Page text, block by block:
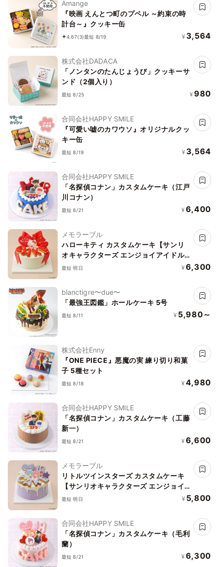
Amange
『映画 えんとつ町のプペル ～約束の時
計台～』クッキー缶
4.67(3)最短 8/19 ¥ 3,564
株式会社DADACA
「ノンタンのたんじょうび」クッキーサ
ンド（2個入り）
最短 8/25 ¥ 980
合同会社HAPPY SMILE
『可愛い嘘のカワウソ』オリジナルクッ
キー缶
最短 8/19 ¥ 3,564
合同会社HAPPY SMILE
「名探偵コナン」カスタムケーキ（江戸
川コナン）
最短 8/21 ¥ 6,400
メモラーブル
ハローキティ カスタムケーキ【サンリ
オキャラクターズ エンジョイアイドル
シリーズ】
最短 明日 ¥ 6,300
blanctigre〜due〜
「最強王図鑑」ホールケーキ 5号
最短 8/11 ¥ 5,980～
株式会社Enny
『ONE PIECE』悪魔の実 練り切り和菓
子 5種セット
最短 8/18 ¥ 4,980
合同会社HAPPY SMILE
「名探偵コナン」カスタムケーキ（工藤
新一）
最短 8/21 ¥ 6,600
メモラーブル
リトルツインスターズ カスタムケーキ
【サンリオキャラクターズ エンジョイ
アイドルシリーズ】
最短 明日 ¥ 5,800
合同会社HAPPY SMILE
「名探偵コナン」カスタムケーキ（毛利
蘭）
最短 8/21 ¥ 6,300